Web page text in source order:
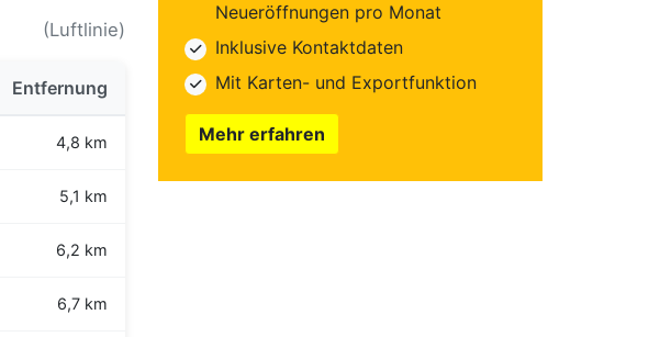
(Luftlinie)
Entfernung
4,8 km
5,1 km
6,2 km
6,7 km
Neueröffnungen pro Monat
Inklusive Kontaktdaten
Mit Karten- und Exportfunktion
Mehr erfahren